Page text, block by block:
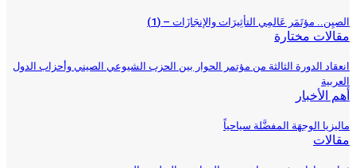
الصيِن.. مؤتَمَر عَالمِي التأثِيرَات والإنجَازَات – (1)
مقالات مختارة
انعقاد الدورة الثالثة من مؤتمر الحوار بين الحزب الشيوعي الصيني وأحزاب الدول
العربية
أهم الأخبار
ماليزيا الوجهَة المفضَّلة سياحياً
مقالات